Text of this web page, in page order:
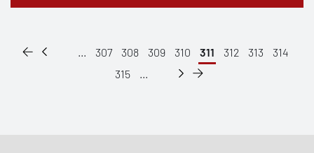
... 307 308 309 310 311 312 313
314
315
...